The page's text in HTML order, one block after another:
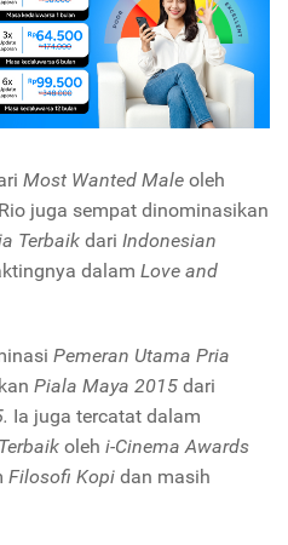
Most Wanted Male oleh
Rio juga sempat dinominasikan
Terbaik dari Indonesian
dalam Love and
Pemeran Utama Pria
Piala Maya 2015 dari
Ia juga tercatat dalam
oleh i-Cinema Awards
Filosofi Kopi dan masih